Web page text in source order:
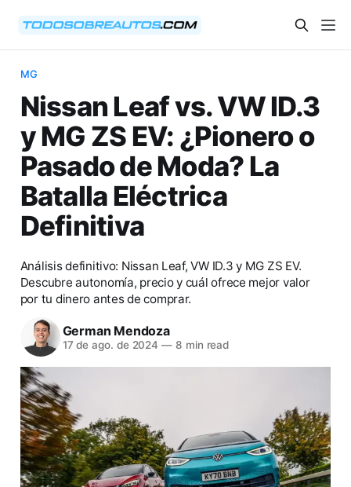
MG
Nissan Leaf vs. VW ID.3
y MG ZS EV: ¿Pionero o
Pasado de Moda? La
Batalla Eléctrica
Definitiva
Análisis definitivo: Nissan Leaf, VW ID.3 y MG ZS EV.
Descubre autonomía, precio y cuál ofrece mejor valor
por tu dinero antes de comprar.
German Mendoza
17 de ago. de 2024 — 8 min read